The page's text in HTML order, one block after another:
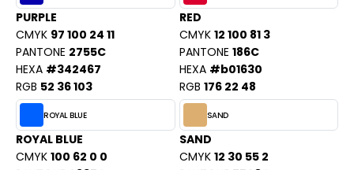
PURPLE
CMYK 97 100 24 11
PANTONE 2755C
HEXA #342467
RGB 52 36 103
RED
CMYK 12 100 81 3
PANTONE 186C
HEXA #b01630
RGB 176 22 48
ROYAL BLUE
ROYAL BLUE
CMYK 100 62 0 0
SAND
SAND
CMYK 12 30 55 2